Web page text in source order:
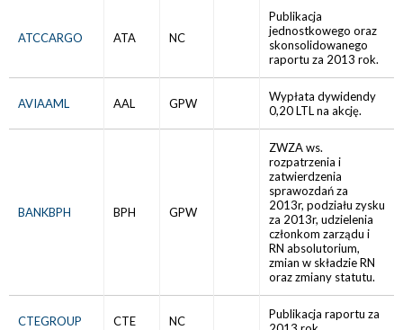
ATCCARGO ATA NC
Publikacja
jednostkowego oraz
skonsolidowanego
raportu za 2013 rok.
AVIAAML AAL GPW
Wypłata dywidendy
0,20 LTL na akcję.
BANKBPH BPH GPW
ZWZA ws.
rozpatrzenia i
zatwierdzenia
sprawozdań za
2013r, podziału zysku
za 2013r, udzielenia
członkom zarządu i
RN absolutorium,
zmian w składzie RN
oraz zmiany statutu.
CTEGROUP CTE NC
Publikacja raportu za